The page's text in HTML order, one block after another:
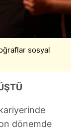
sosyal
dönemde